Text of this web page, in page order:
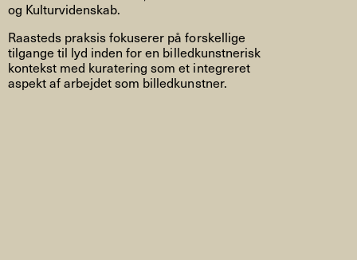
og Kulturvidenskab.
Raasteds praksis fokuserer på forskellige
tilgange til lyd inden for en billedkunstnerisk
kontekst med kuratering som et integreret
aspekt af arbejdet som billedkunstner.